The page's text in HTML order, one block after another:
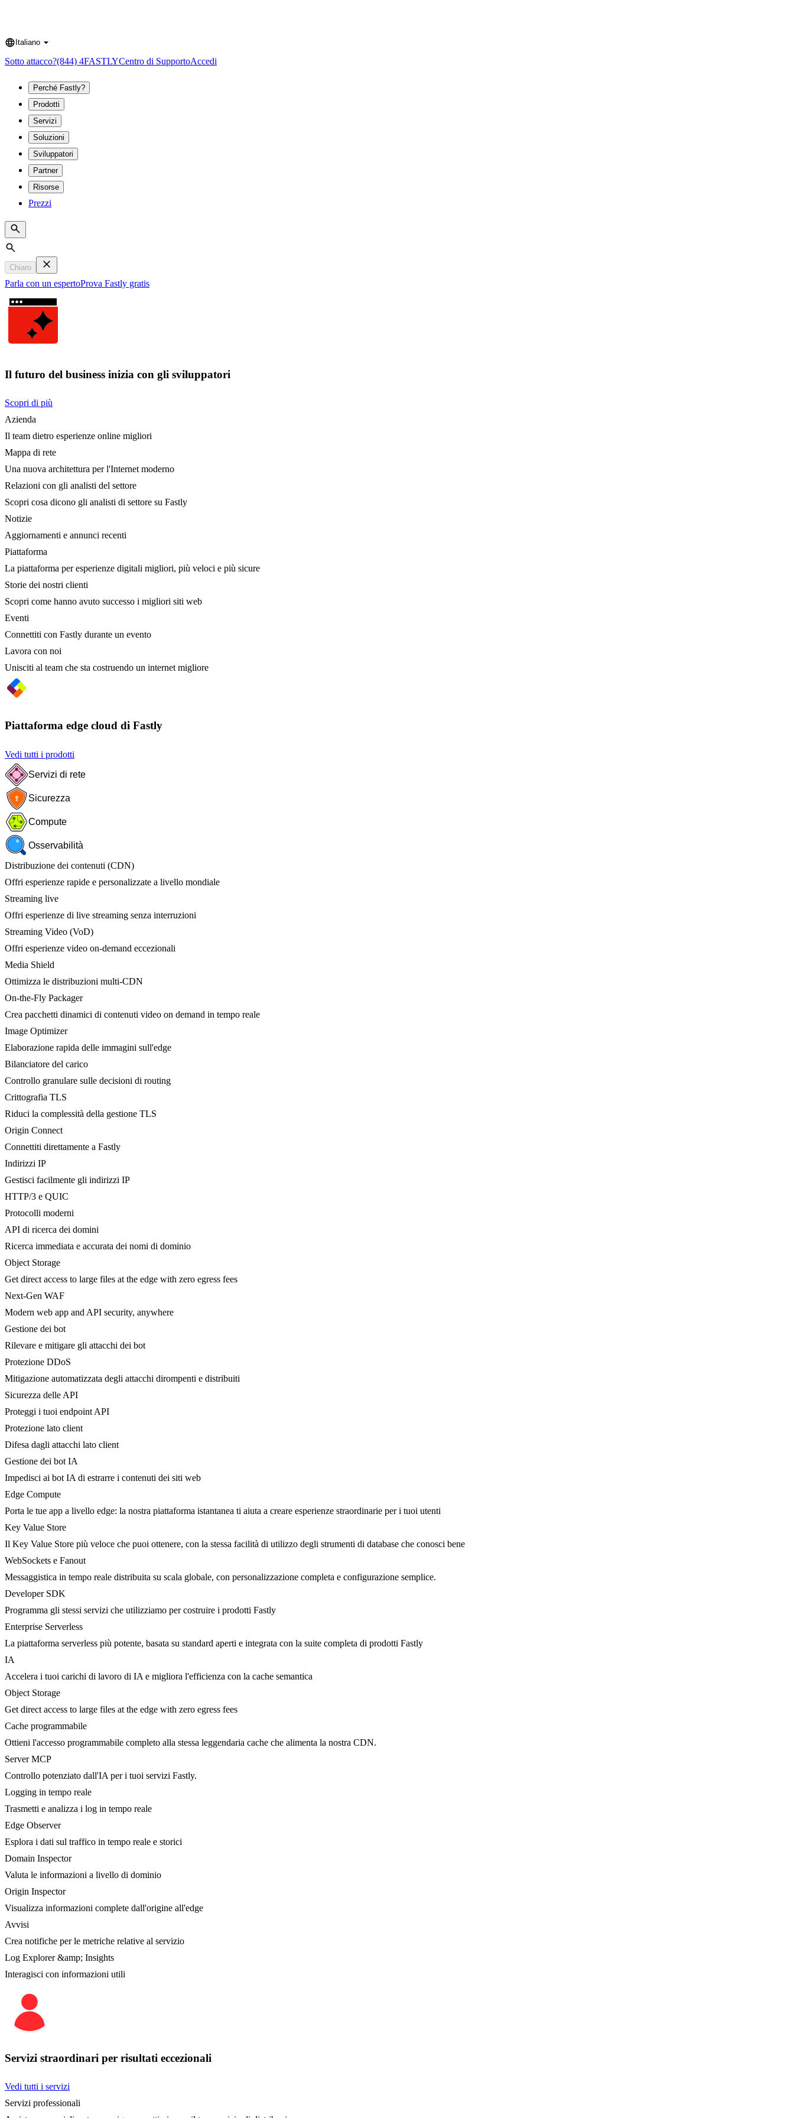
Language
Italiano
Sotto attacco?(844) 4FASTLYCentro di SupportoAccedi
Perché Fastly?
Prodotti
Servizi
Soluzioni
Sviluppatori
Partner
Risorse
Prezzi
Search
Chiaro
Parla con un espertoProva Fastly gratis
Il futuro del business inizia con gli sviluppatori
Scopri di più
Azienda
Il team dietro esperienze online migliori
Mappa di rete
Una nuova architettura per l'Internet moderno
Relazioni con gli analisti del settore
Scopri cosa dicono gli analisti di settore su Fastly
Notizie
Aggiornamenti e annunci recenti
Piattaforma
La piattaforma per esperienze digitali migliori, più veloci e più sicure
Storie dei nostri clienti
Scopri come hanno avuto successo i migliori siti web
Eventi
Connettiti con Fastly durante un evento
Lavora con noi
Unisciti al team che sta costruendo un internet migliore
Piattaforma edge cloud di Fastly
Vedi tutti i prodotti
Servizi di rete
Sicurezza
Compute
Osservabilità
Distribuzione dei contenuti (CDN)
Offri esperienze rapide e personalizzate a livello mondiale
Streaming live
Offri esperienze di live streaming senza interruzioni
Streaming Video (VoD)
Offri esperienze video on-demand eccezionali
Media Shield
Ottimizza le distribuzioni multi-CDN
On-the-Fly Packager
Crea pacchetti dinamici di contenuti video on demand in tempo reale
Image Optimizer
Elaborazione rapida delle immagini sull'edge
Bilanciatore del carico
Controllo granulare sulle decisioni di routing
Crittografia TLS
Riduci la complessità della gestione TLS
Origin Connect
Connettiti direttamente a Fastly
Indirizzi IP
Gestisci facilmente gli indirizzi IP
HTTP/3 e QUIC
Protocolli moderni
API di ricerca dei domini
Ricerca immediata e accurata dei nomi di dominio
Object Storage
Get direct access to large files at the edge with zero egress fees
Next-Gen WAF
Modern web app and API security, anywhere
Gestione dei bot
Rilevare e mitigare gli attacchi dei bot
Protezione DDoS
Mitigazione automatizzata degli attacchi dirompenti e distribuiti
Sicurezza delle API
Proteggi i tuoi endpoint API
Protezione lato client
Difesa dagli attacchi lato client
Gestione dei bot IA
Impedisci ai bot IA di estrarre i contenuti dei siti web
Edge Compute
Porta le tue app a livello edge: la nostra piattaforma istantanea ti aiuta a creare esperienze straordinarie per i tuoi utenti
Key Value Store
Il Key Value Store più veloce che puoi ottenere, con la stessa facilità di utilizzo degli strumenti di database che conosci bene
WebSockets e Fanout
Messaggistica in tempo reale distribuita su scala globale, con personalizzazione completa e configurazione semplice.
Developer SDK
Programma gli stessi servizi che utilizziamo per costruire i prodotti Fastly
Enterprise Serverless
La piattaforma serverless più potente, basata su standard aperti e integrata con la suite completa di prodotti Fastly
IA
Accelera i tuoi carichi di lavoro di IA e migliora l'efficienza con la cache semantica
Object Storage
Get direct access to large files at the edge with zero egress fees
Cache programmabile
Ottieni l'accesso programmabile completo alla stessa leggendaria cache che alimenta la nostra CDN.
Server MCP
Controllo potenziato dall'IA per i tuoi servizi Fastly.
Logging in tempo reale
Trasmetti e analizza i log in tempo reale
Edge Observer
Esplora i dati sul traffico in tempo reale e storici
Domain Inspector
Valuta le informazioni a livello di dominio
Origin Inspector
Visualizza informazioni complete dall'origine all'edge
Avvisi
Crea notifiche per le metriche relative al servizio
Log Explorer &amp; Insights
Interagisci con informazioni utili
Servizi straordinari per risultati eccezionali
Vedi tutti i servizi
Servizi professionali